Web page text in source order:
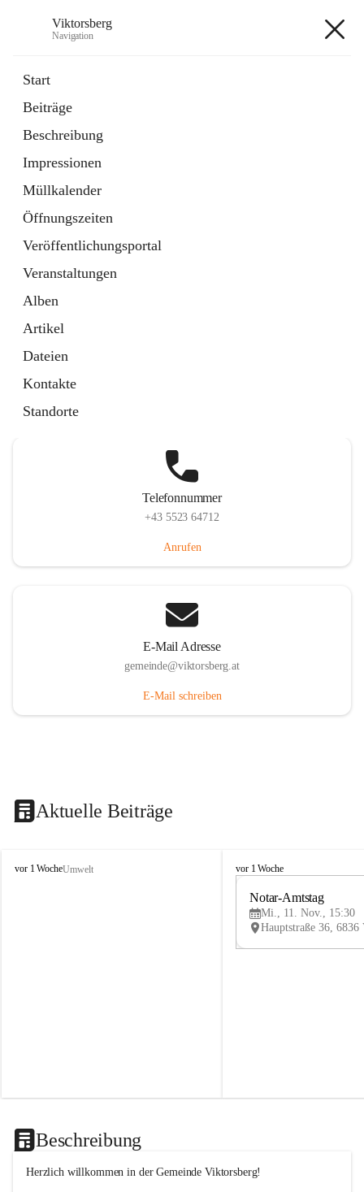
Viktorsberg
Navigation
Start
Beiträge
Beschreibung
Impressionen
Müllkalender
Öffnungszeiten
Veröffentlichungsportal
Veranstaltungen
Alben
Artikel
Dateien
Kontakte
Standorte
1 Schnellzugriff
Bürgerservice
10 Schnellzugriffe
Telefonnummer
+43 5523 64712
Anrufen
E-Mail Adresse
gemeinde@viktorsberg.at
E-Mail schreiben
Aktuelle Beiträge
V
vor 1 WocheUmwelt
V
vor 1 Woche
Notar-Amtstag
Mi., 11. Nov., 15:30
Beschreibung
Herzlich willkommen in der Gemeinde Viktorsberg!